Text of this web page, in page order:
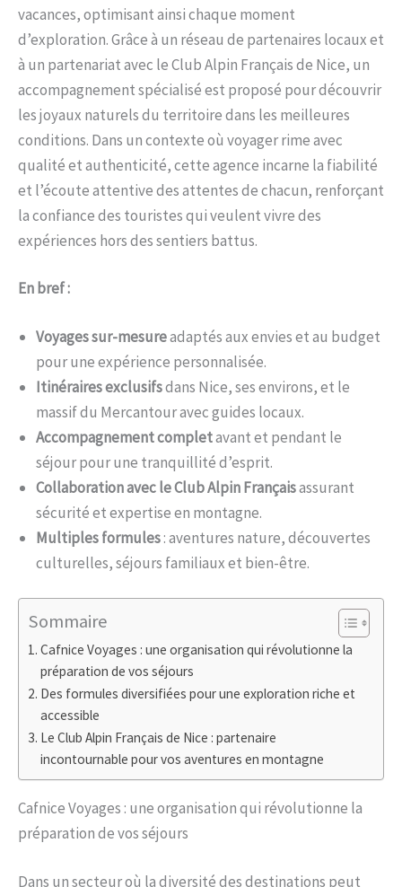
vacances, optimisant ainsi chaque moment
d’exploration. Grâce à un réseau de partenaires locaux et
à un partenariat avec le Club Alpin Français de Nice, un
accompagnement spécialisé est proposé pour découvrir
les joyaux naturels du territoire dans les meilleures
conditions. Dans un contexte où voyager rime avec
qualité et authenticité, cette agence incarne la fiabilité
et l’écoute attentive des attentes de chacun, renforçant
la confiance des touristes qui veulent vivre des
expériences hors des sentiers battus.
En bref :
Voyages sur-mesureadaptés aux envies et au budget
pour une expérience personnalisée.
Itinéraires exclusifsdans Nice, ses environs, et le
massif du Mercantour avec guides locaux.
Accompagnement completavant et pendant le
séjour pour une tranquillité d’esprit.
Collaboration avec le Club Alpin Françaisassurant
sécurité et expertise en montagne.
Multiples formules: aventures nature, découvertes
culturelles, séjours familiaux et bien-être.
Sommaire
Cafnice Voyages : une organisation qui révolutionne la
préparation de vos séjours
Des formules diversifiées pour une exploration riche et
accessible
Le Club Alpin Français de Nice : partenaire
incontournable pour vos aventures en montagne
Cafnice Voyages : une organisation qui révolutionne la
préparation de vos séjours
Dans un secteur où la diversité des destinations peut